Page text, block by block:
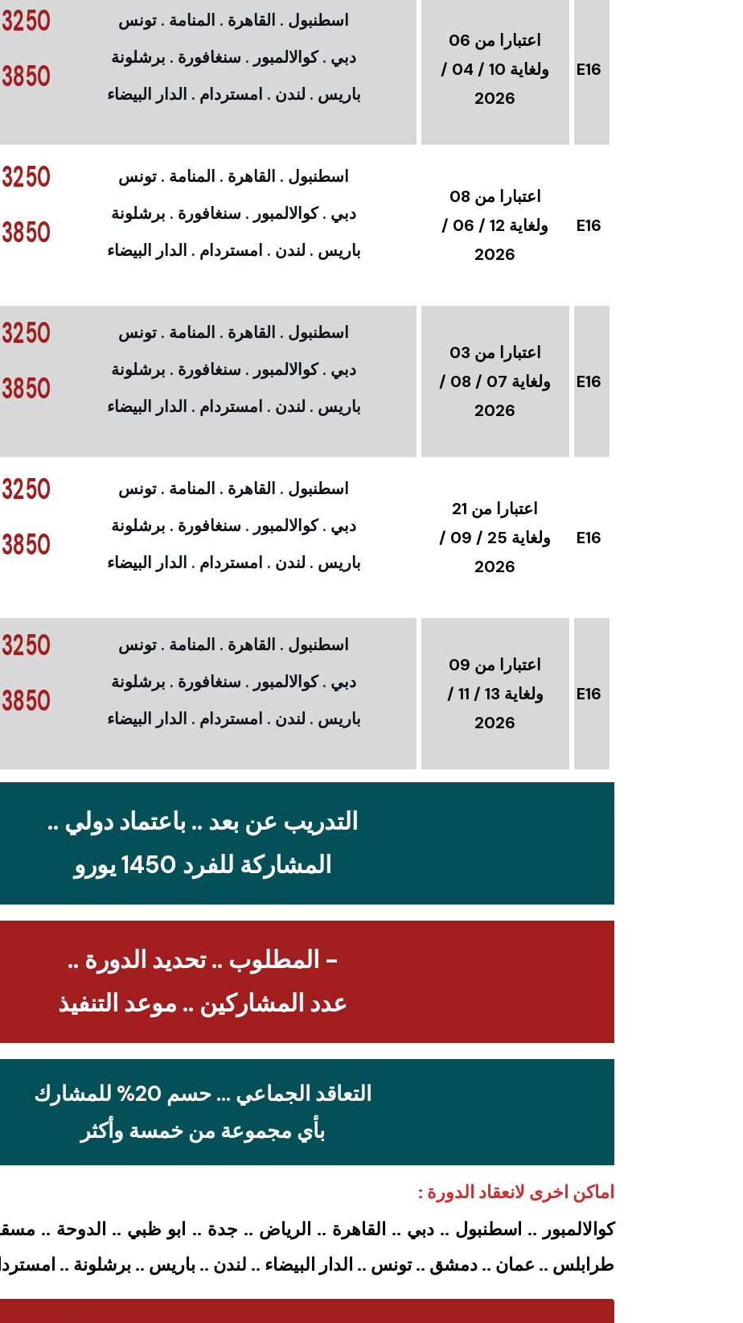
E16
اعتبارا من 06
ولغاية 10 / 04 /
2026
اسطنبول . القاهرة . المنامة . تونس 3250 €
دبي . كوالالمبور . سنغافورة . برشلونة 3850 € باريس . لندن . امستردام . الدار البيضاء
E16
اعتبارا من 08
ولغاية 12 / 06 /
2026
اسطنبول . القاهرة . المنامة . تونس 3250 €
دبي . كوالالمبور . سنغافورة . برشلونة 3850 € باريس . لندن . امستردام . الدار البيضاء
E16
اعتبارا من 03
ولغاية 07 / 08 /
2026
اسطنبول . القاهرة . المنامة . تونس 3250 €
دبي . كوالالمبور . سنغافورة . برشلونة 3850 € باريس . لندن . امستردام . الدار البيضاء
E16
اعتبارا من 21
ولغاية 25 / 09 /
2026
اسطنبول . القاهرة . المنامة . تونس 3250 €
دبي . كوالالمبور . سنغافورة . برشلونة 3850 € باريس . لندن . امستردام . الدار البيضاء
E16
اعتبارا من 09
ولغاية 13 / 11 /
2026
اسطنبول . القاهرة . المنامة . تونس 3250 €
دبي . كوالالمبور . سنغافورة . برشلونة 3850 € باريس . لندن . امستردام . الدار البيضاء
التدريب عن بعد .. باعتماد دولي ..
المشاركة للفرد 1450 يورو
- المطلوب .. تحديد الدورة ..
عدد المشاركين .. موعد التنفيذ
التعاقد الجماعي … حسم 20% للمشارك
بأي مجموعة من خمسة وأكثر
اماكن اخرى لانعقاد الدورة :
كوالالمبور .. اسطنبول .. دبي .. القاهرة .. الرياض .. جدة .. ابو ظبي .. الدوحة ..
طرابلس .. عمان .. دمشق .. تونس .. الدار البيضاء .. لندن .. باريس .. برشلونة ..